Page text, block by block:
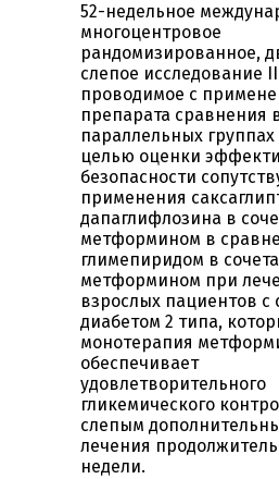
52-недельное
многоцентровое
рандомизированное,
слепое исследование
проводимое с
препарата сравнения
параллельных
целью оценки
безопасности
применения
дапаглифлозина в
метформином в
глимепиридом в
метформином при
взрослых пациентов с
диабетом 2 типа,
монотерапия
обеспечивает
удовлетворительного
гликемического
слепым
лечения
недели.